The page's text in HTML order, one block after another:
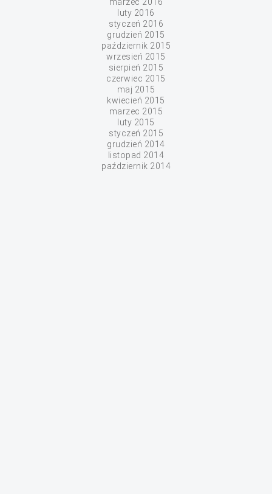
luty 2016
styczeń 2016
grudzień 2015
październik 2015
wrzesień 2015
sierpień 2015
czerwiec 2015
maj 2015
kwiecień 2015
marzec 2015
luty 2015
styczeń 2015
grudzień 2014
listopad 2014
październik 2014